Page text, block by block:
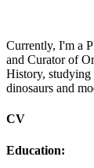
​Currently, I'm a
and Curator of
History, studying
dinosaurs and
CV
Education: